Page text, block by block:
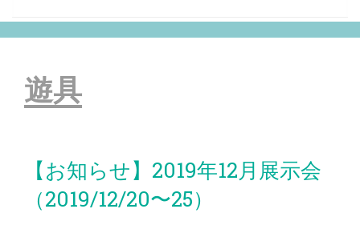
遊具
【お知らせ】2019年12月展示会
（2019/12/20〜25）